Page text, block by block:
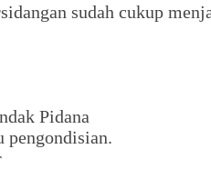
sudah cukup
Pidana
pengondisian.